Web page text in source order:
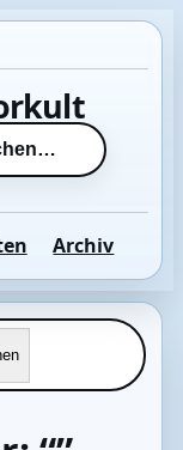
Archiv